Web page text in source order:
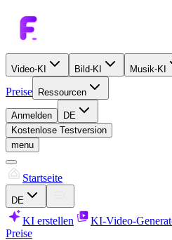
Video-KI Bild-KI Musik-KI
Preise Ressourcen
Anmelden
DE
Kostenlose Testversion
menu
Startseite
DE
KI erstellen KI-Video-
Preise